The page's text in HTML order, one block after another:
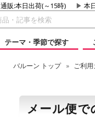
通販:本日出荷(～15時) 本
テーマ・季節で探す
バルーン トップ ご利
メール便で